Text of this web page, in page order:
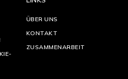
ÜBER UNS
KONTAKT
ZUSAMMENARBEIT